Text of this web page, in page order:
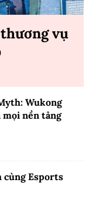
vụ
Wukong
mọi nền tảng
cùng Esports